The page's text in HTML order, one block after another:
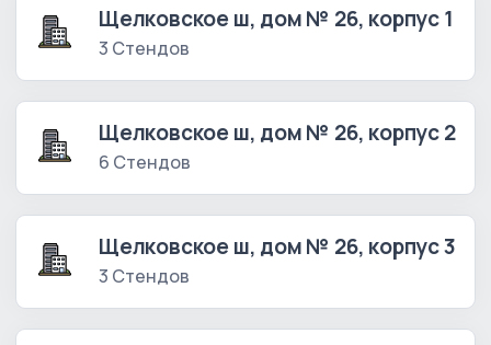
Щелковское ш, дом № 26, корпус 1
3 Стендов
Щелковское ш, дом № 26, корпус 2
6 Стендов
Щелковское ш, дом № 26, корпус 3
3 Стендов